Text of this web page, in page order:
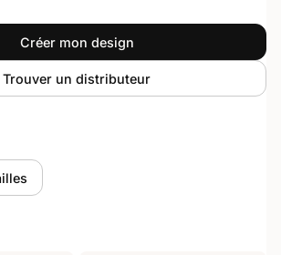
Créer mon design
Trouver un distributeur